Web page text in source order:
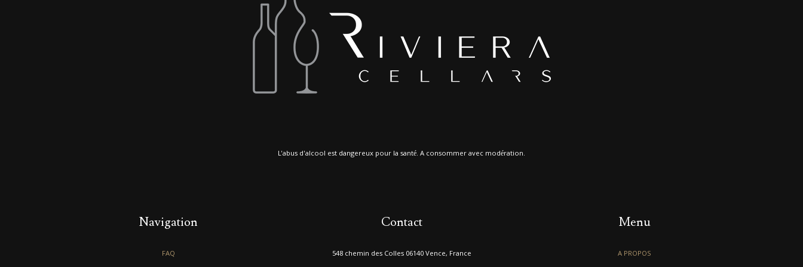
L'abus d'alcool est dangereux pour la santé. A consommer avec modération.
Navigation
FAQ
Contact
548 chemin des Colles 06140 Vence, France
Menu
A PROPOS